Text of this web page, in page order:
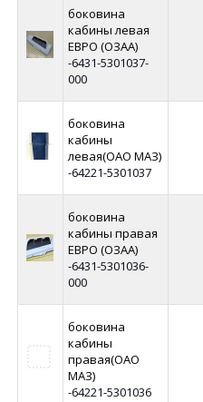
боковина
кабины левая
ЕВРО (ОЗАА)
-6431-5301037-
000
боковина
кабины
левая(ОАО МАЗ)
-64221-5301037
боковина
кабины правая
ЕВРО (ОЗАА)
-6431-5301036-
000
боковина
кабины
правая(ОАО
МАЗ)
-64221-5301036